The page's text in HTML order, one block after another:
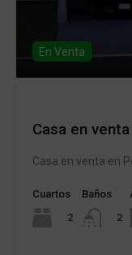
En Venta
Casa en
Casa en venta en
Cuartos
2
Baños
2